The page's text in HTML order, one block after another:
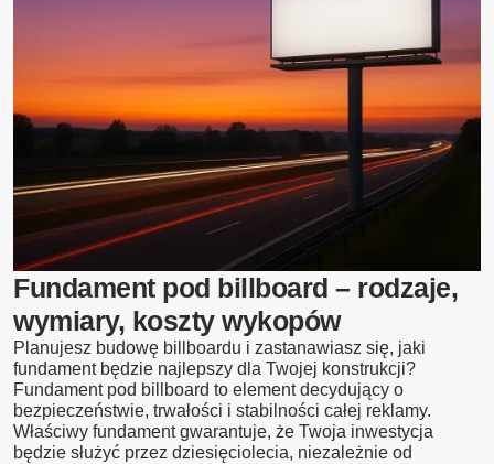
i
ma
zastosowanie
w
reklamie
zewnętrznej?
Fundament pod billboard – rodzaje,
wymiary, koszty wykopów
Planujesz budowę billboardu i zastanawiasz się, jaki
fundament będzie najlepszy dla Twojej konstrukcji?
Fundament pod billboard to element decydujący o
bezpieczeństwie, trwałości i stabilności całej reklamy.
Właściwy fundament gwarantuje, że Twoja inwestycja
będzie służyć przez dziesięciolecia, niezależnie od